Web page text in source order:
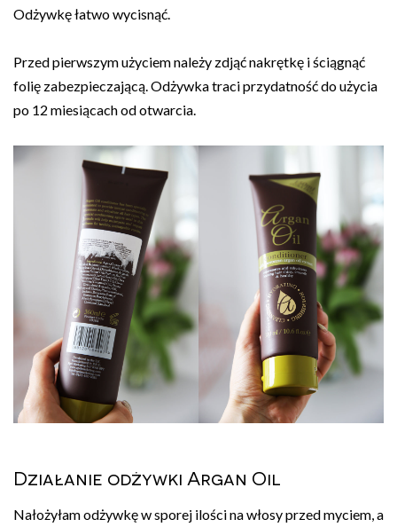
Odżywkę łatwo wycisnąć.
Przed pierwszym użyciem należy zdjąć nakrętkę i ściągnąć
folię zabezpieczającą. Odżywka traci przydatność do użycia
po 12 miesiącach od otwarcia.
Działanie odżywki Argan Oil
Nałożyłam odżywkę w sporej ilości na włosy przed myciem, a